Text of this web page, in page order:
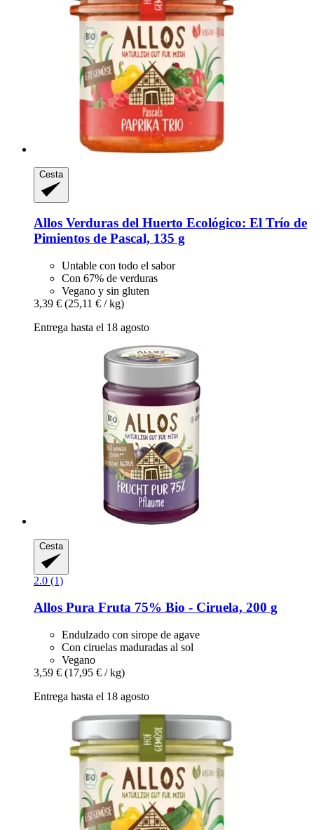
Cesta
Allos Verduras del Huerto Ecológico: El Trío de
Pimientos de Pascal, 135 g
Untable con todo el sabor
Con 67% de verduras
Vegano y sin gluten
3,39 € (25,11 € / kg)
Entrega hasta el 18 agosto
Cesta
2.0 (1)
Allos Pura Fruta 75% Bio -​ Ciruela, 200 g
Endulzado con sirope de agave
Con ciruelas maduradas al sol
Vegano
3,59 € (17,95 € / kg)
Entrega hasta el 18 agosto